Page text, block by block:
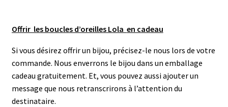
Offrir les boucles d’oreilles Lola en cadeau
Si vous désirez offrir un bijou, précisez-le nous lors de votre
commande. Nous enverrons le bijou dans un emballage
cadeau gratuitement. Et, vous pouvez aussi ajouter un
message que nous retranscrirons à l’attention du
destinataire.